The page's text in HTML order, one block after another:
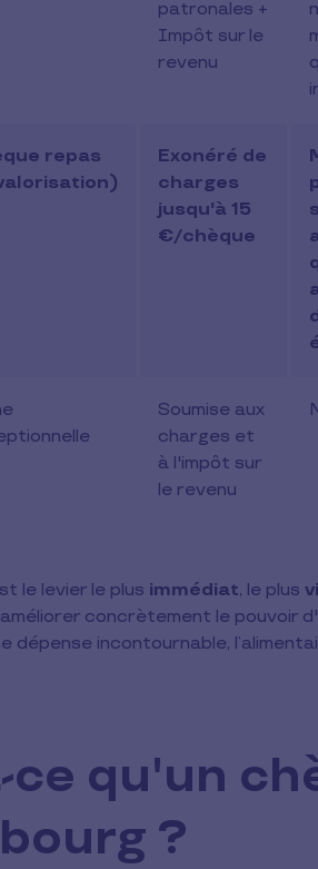
patronales +
Impôt sur le
revenu
repas
Exonéré de
charges
jusqu'à 15
€/chèque
Soumise aux
charges et
à l'impôt sur
le revenu
le levier le plus immédiat, le plus
concrètement le pouvoir
dépense incontournable,
ce qu'un
?